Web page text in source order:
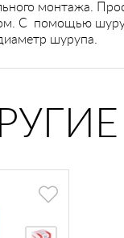
монтажа.
С помощью
шурупа.